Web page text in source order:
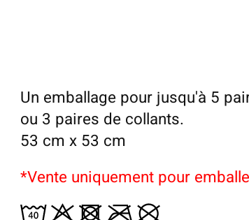
Un emballage pour jusqu'à 5
ou 3 paires de collants.
53 cm x 53 cm
*Vente uniquement pour